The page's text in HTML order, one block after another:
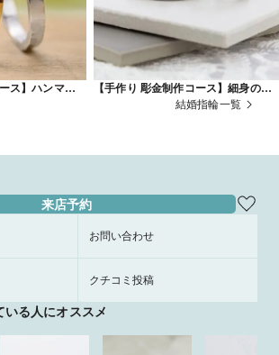
ス】ハンマー模
【手作り 彫金制作コース】細身のリ
グにローレット加工でアクセントを
結婚指輪一覧
来店予約
お問い合わせ
クチコミ投稿
いる人にオススメ